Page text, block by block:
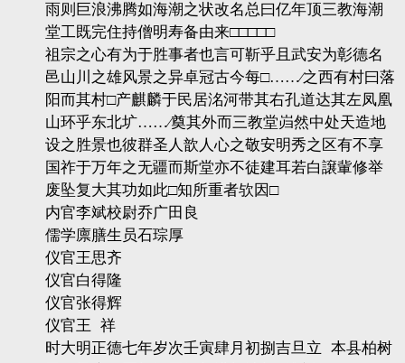
雨则巨浪沸腾如海潮之状改名总曰亿年顶三教海潮
堂工既完住持僧明寿备由来□□□□□
祖宗之心有为于胜事者也言可靳乎且武安为彰德名
邑山川之雄风景之异卓冠古今每□……∕之西有村曰落
阳而其村□产麒麟于民居洺河带其右孔道达其左凤凰
山环乎东北圹……∕奠其外而三教堂岿然中处天造地
设之胜景也彼群圣人歆人心之敬安明秀之区有不享
国祚于万年之无疆而斯堂亦不徒建耳若白譲軰修举
废坠复大其功如此□知所重者欤因□
内官李斌校尉乔广田良
儒学廪膳生员石琮厚
仪官王思齐
仪官白得隆
仪官张得辉
仪官王 祥
时大明正德七年岁次壬寅肆月初捌吉旦立 本县柏树